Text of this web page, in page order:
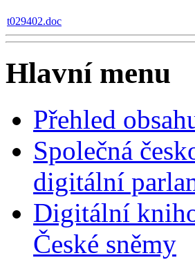
t029402.doc
Hlavní menu
Přehled
Společná
digitální
Digitální
České sněmy